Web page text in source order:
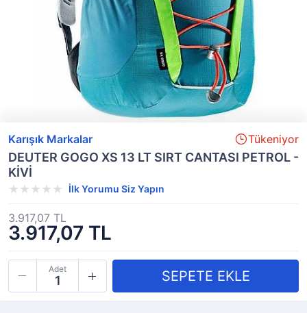
Karışık Markalar Tükeniyor
DEUTER GOGO XS 13 LT SIRT CANTASI PETROL -
KİVİ
İlk Yorumu Siz Yapın
3.917,07 TL
3.917,07 TL
Adet